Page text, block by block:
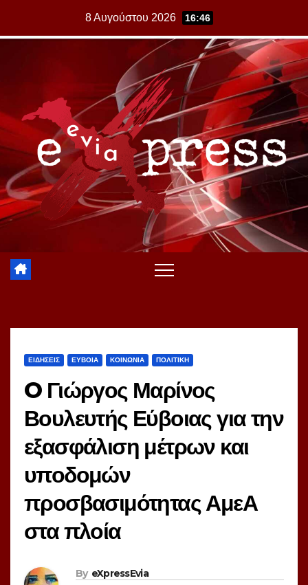
8 Αυγούστου 2026 16:46
ΕΙΔΗΣΕΙΣ ΕΥΒΟΙΑ ΚΟΙΝΩΝΙΑ ΠΟΛΙΤΙΚΗ
O Γιώργος Μαρίνος
Βουλευτής Εύβοιας για την
εξασφάλιση μέτρων και
υποδομών
προσβασιμότητας ΑμεΑ
στα πλοία
By eXpressEvia